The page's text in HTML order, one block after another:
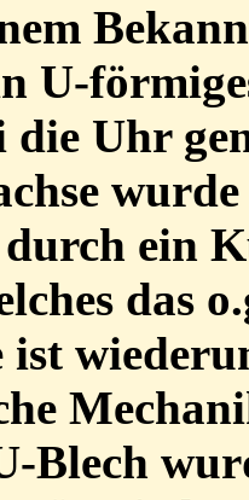
U-
die Uhr
ein
das
ist
Blech